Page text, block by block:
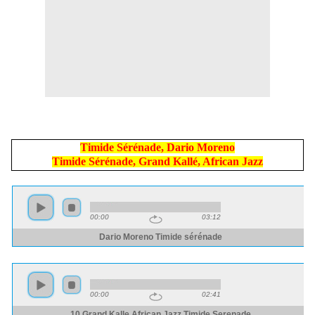
Timide Sérénade, Dario Moreno
Timide Sérénade, Grand Kallé, African Jazz